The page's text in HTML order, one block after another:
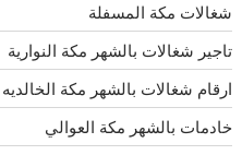
شغالات مكة المسفلة
تاجير شغالات بالشهر مكة النوارية
ارقام شغالات بالشهر مكة الخالديه
خادمات بالشهر مكة العوالي